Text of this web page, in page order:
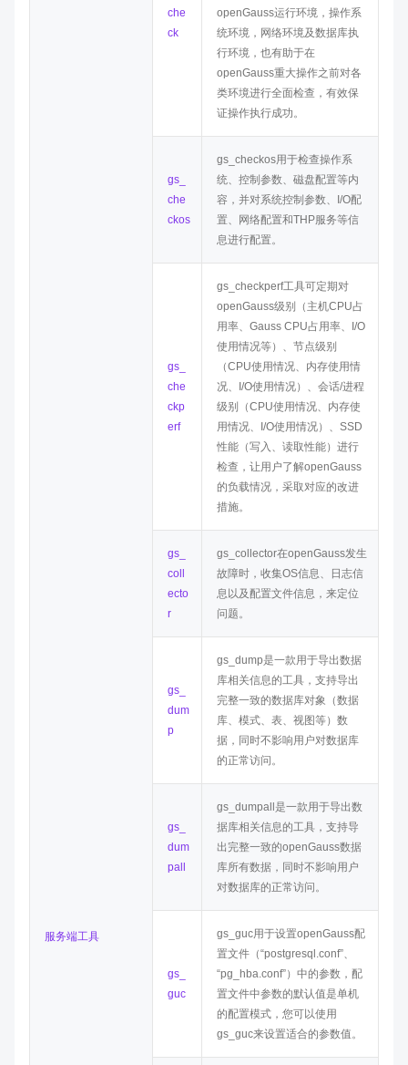
服务端工具
che
ck
openGauss运行环境，操作系
统环境，网络环境及数据库执
行环境，也有助于在
openGauss重大操作之前对各
类环境进行全面检查，有效保
证操作执行成功。
gs_
che
ckos
gs_checkos用于检查操作系
统、控制参数、磁盘配置等内
容，并对系统控制参数、I/O配
置、网络配置和THP服务等信
息进行配置。
gs_
che
ckp
erf
gs_checkperf工具可定期对
openGauss级别（主机CPU占
用率、Gauss CPU占用率、I/O
使用情况等）、节点级别
（CPU使用情况、内存使用情
况、I/O使用情况）、会话/进程
级别（CPU使用情况、内存使
用情况、I/O使用情况）、SSD
性能（写入、读取性能）进行
检查，让用户了解openGauss
的负载情况，采取对应的改进
措施。
gs_
coll
ecto
r
gs_collector在openGauss发生
故障时，收集OS信息、日志信
息以及配置文件信息，来定位
问题。
gs_
dum
p
gs_dump是一款用于导出数据
库相关信息的工具，支持导出
完整一致的数据库对象（数据
库、模式、表、视图等）数
据，同时不影响用户对数据库
的正常访问。
gs_
dum
pall
gs_dumpall是一款用于导出数
据库相关信息的工具，支持导
出完整一致的openGauss数据
库所有数据，同时不影响用户
对数据库的正常访问。
gs_
guc
gs_guc用于设置openGauss配
置文件（“postgresql.conf”、
“pg_hba.conf”）中的参数，配
置文件中参数的默认值是单机
的配置模式，您可以使用
gs_guc来设置适合的参数值。